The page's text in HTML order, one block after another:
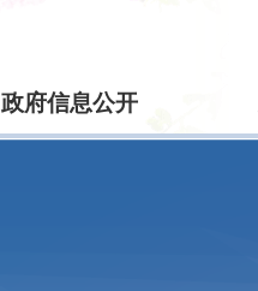
政府信息公开